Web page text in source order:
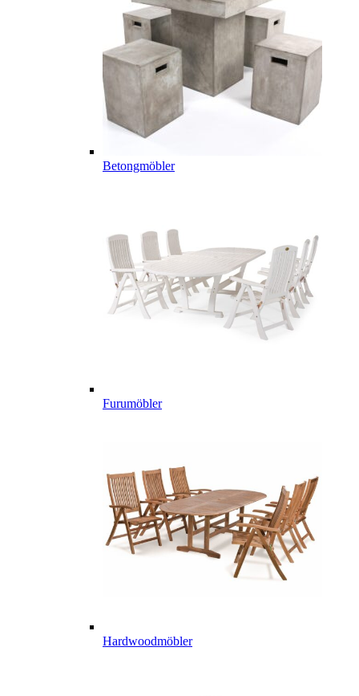
Betongmöbler
Furumöbler
Hardwoodmöbler